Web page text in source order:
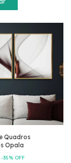
Quadros
Opala
-35% OFF